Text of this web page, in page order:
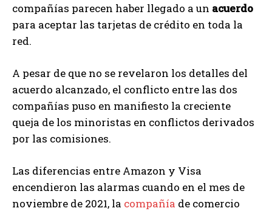
compañías parecen haber llegado a un acuerdo
para aceptar las tarjetas de crédito en toda la
red.
A pesar de que no se revelaron los detalles del
acuerdo alcanzado, el conflicto entre las dos
compañías puso en manifiesto la creciente
queja de los minoristas en conflictos derivados
por las comisiones.
Las diferencias entre Amazon y Visa
encendieron las alarmas cuando en el mes de
noviembre de 2021, la compañía de comercio